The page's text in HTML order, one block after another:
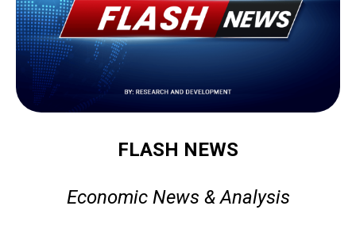
FLASH NEWS
Economic News & Analysis